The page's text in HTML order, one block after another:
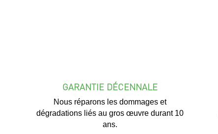
GARANTIE DÉCENNALE
Nous réparons les dommages et
dégradations liés au gros œuvre durant 10
ans.